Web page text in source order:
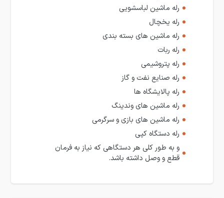
رله ماشین لباسشویی
رله یخچال
رله ماشین های بسته بندی
رله ربات
رله پتروشیمی
رله صنایع نفت و گاز
رله پالایشگاه ها
رله ماشین های وندینگ
رله ماشین های بازی و سرگرمی
رله دستگاه کپی
و به طور کلی هر دستگاهی که نیاز به فرمان
قطع و وصل داشته باشد.